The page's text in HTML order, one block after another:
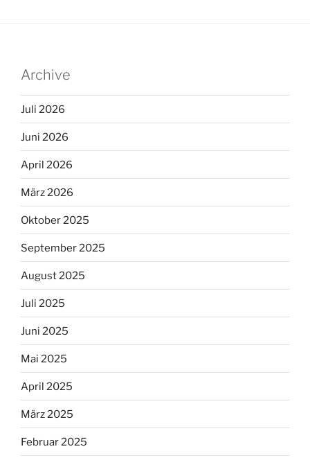
Archive
Juli 2026
Juni 2026
April 2026
März 2026
Oktober 2025
September 2025
August 2025
Juli 2025
Juni 2025
Mai 2025
April 2025
März 2025
Februar 2025